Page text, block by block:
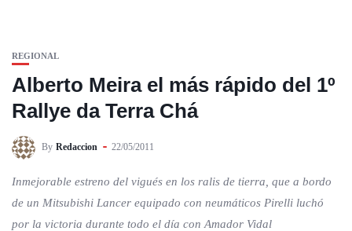
REGIONAL
Alberto Meira el más rápido del 1º
Rallye da Terra Chá
By Redaccion 22/05/2011
Inmejorable estreno del vigués en los ralis de tierra, que a bordo
de un Mitsubishi Lancer equipado con neumáticos Pirelli luchó
por la victoria durante todo el día con Amador Vidal